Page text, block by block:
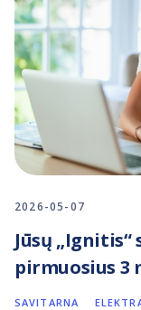
2026-05-07
Jūsų
pirmuosius 3
SAVITARNA